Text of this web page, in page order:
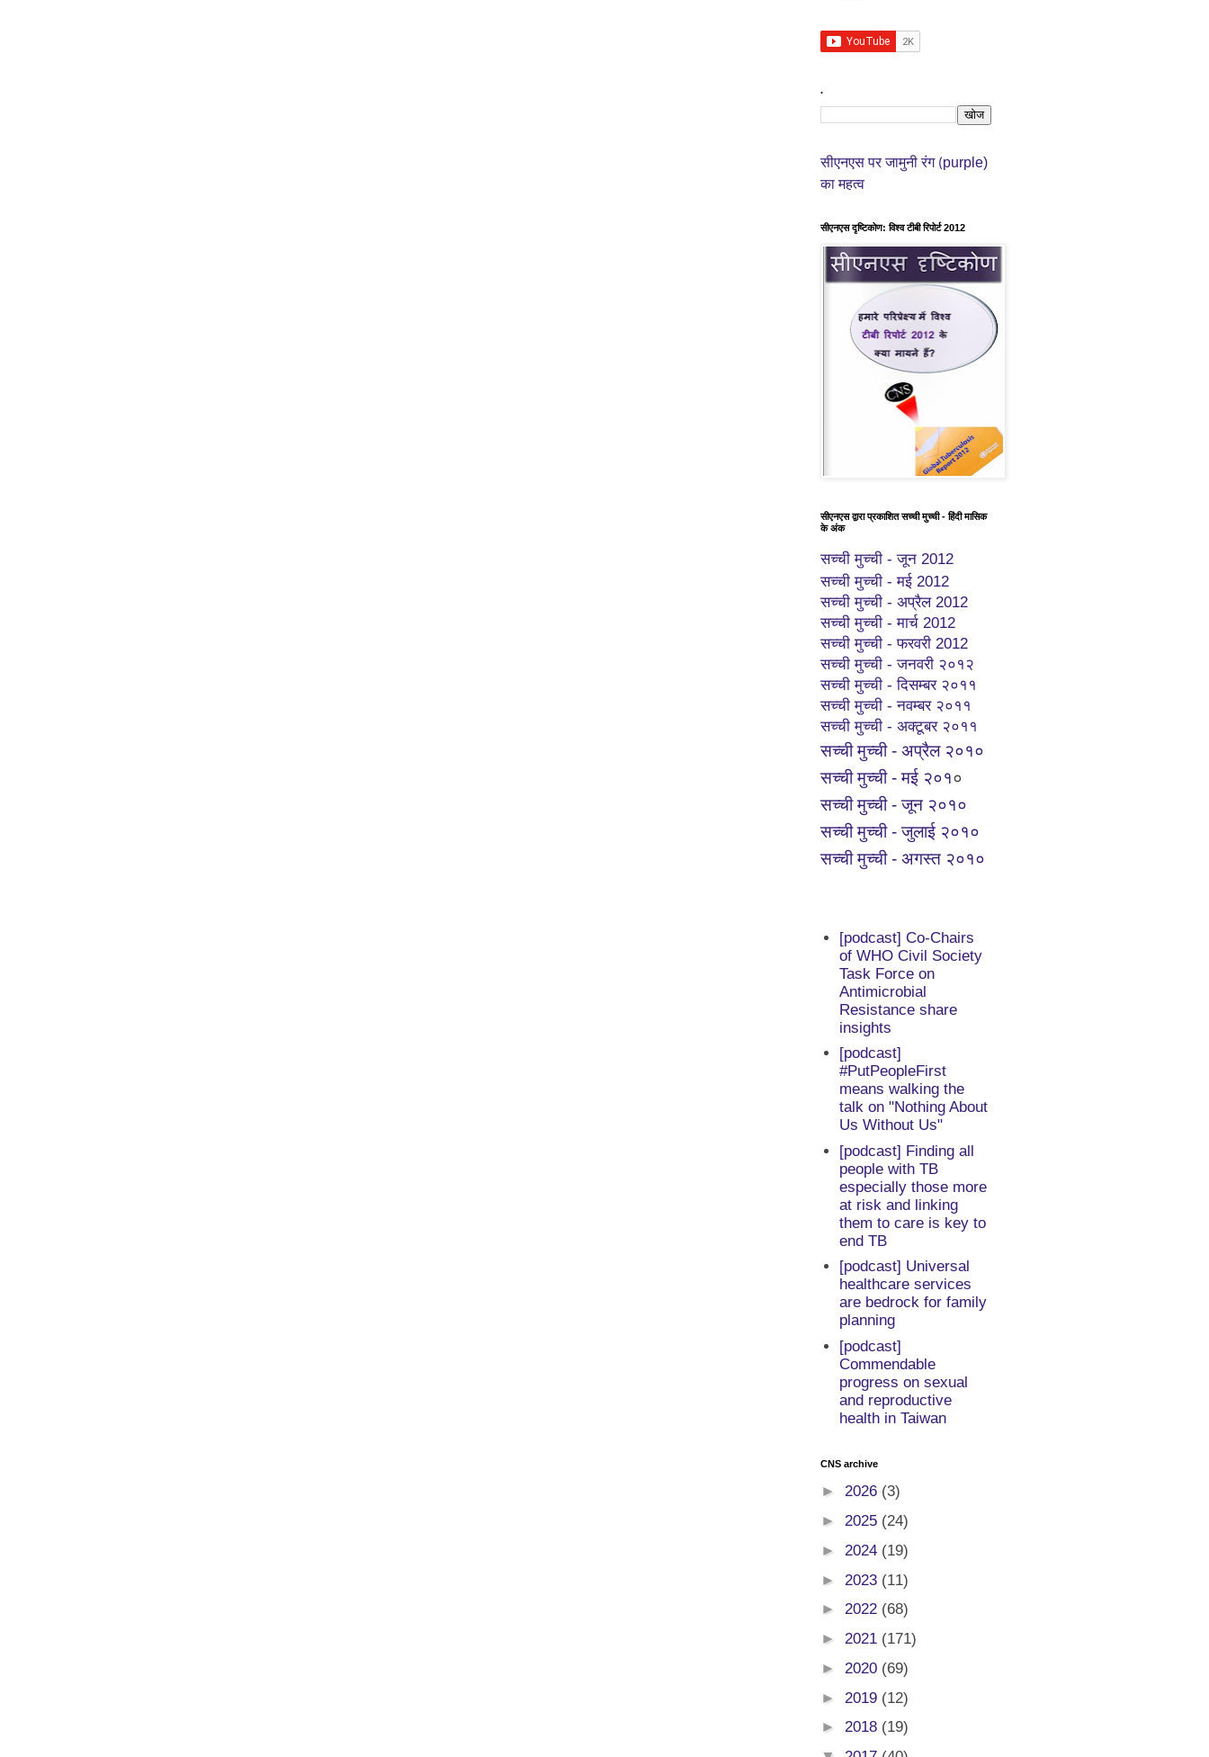
.
सीएनएस पर जामुनी रंग (purple)
का महत्व
सीएनएस दृष्टिकोण: विश्व टीबी रिपोर्ट 2012
सीएनएस द्वारा प्रकाशित सच्ची मुच्ची - हिंदी मासिक
के अंक
सच्ची मुच्ची - जून 2012
सच्ची मुच्ची - मई 2012
सच्ची मुच्ची - अप्रैल 2012
सच्ची मुच्ची - मार्च 2012
सच्ची मुच्ची - फरवरी 2012
सच्ची मुच्ची - जनवरी २०१२
सच्ची मुच्ची - दिसम्बर २०११
सच्ची मुच्ची - नवम्बर २०११
सच्ची मुच्ची - अक्टूबर २०११
सच्ची मुच्ची - अप्रैल २०१०
सच्ची मुच्ची - मई २०१०
सच्ची मुच्ची - जून २०१०
सच्ची मुच्ची - जुलाई २०१०
सच्ची मुच्ची - अगस्त २०१०
[podcast] Co-Chairs
of WHO Civil Society
Task Force on
Antimicrobial
Resistance share
insights
[podcast]
#PutPeopleFirst
means walking the
talk on "Nothing About
Us Without Us"
[podcast] Finding all
people with TB
especially those more
at risk and linking
them to care is key to
end TB
[podcast] Universal
healthcare services
are bedrock for family
planning
[podcast]
Commendable
progress on sexual
and reproductive
health in Taiwan
CNS archive
► 2026 (3)
► 2025 (24)
► 2024 (19)
► 2023 (11)
► 2022 (68)
► 2021 (171)
► 2020 (69)
► 2019 (12)
► 2018 (19)